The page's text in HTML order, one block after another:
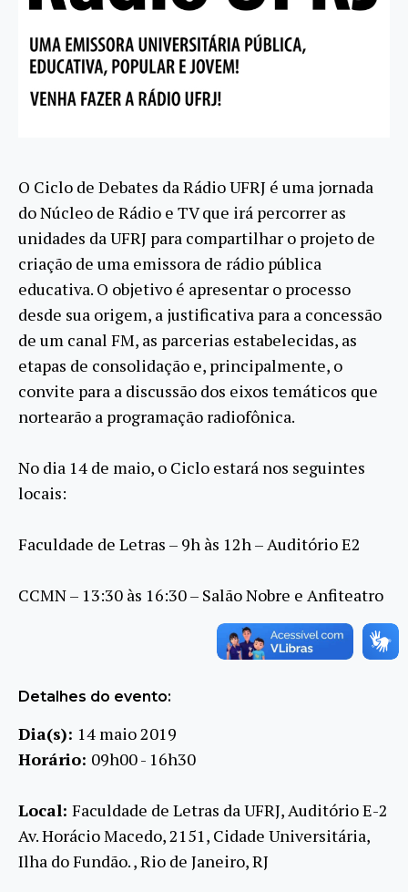
O Ciclo de Debates da Rádio UFRJ é uma jornada
do Núcleo de Rádio e TV que irá percorrer as
unidades da UFRJ para compartilhar o projeto de
criação de uma emissora de rádio pública
educativa. O objetivo é apresentar o processo
desde sua origem, a justificativa para a concessão
de um canal FM, as parcerias estabelecidas, as
etapas de consolidação e, principalmente, o
convite para a discussão dos eixos temáticos que
nortearão a programação radiofônica.
No dia 14 de maio, o Ciclo estará nos seguintes
locais:
Faculdade de Letras – 9h às 12h – Auditório E2
CCMN – 13:30 às 16:30 – Salão Nobre e Anfiteatro
Detalhes do evento:
Dia(s): 14 maio 2019
Horário: 09h00 - 16h30
Local: Faculdade de Letras da UFRJ, Auditório E-2
Av. Horácio Macedo, 2151, Cidade Universitária,
Ilha do Fundão. , Rio de Janeiro, RJ